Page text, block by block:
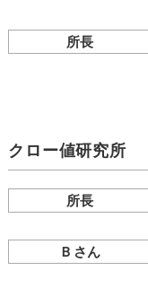
所長
クロー値研究所
所長
Ｂさん